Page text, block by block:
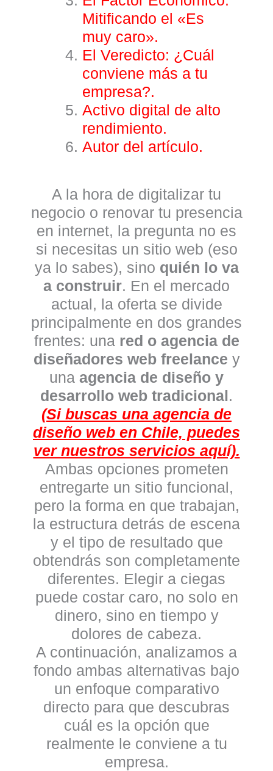
Mitificando el «Es
muy caro».
El Veredicto: ¿Cuál
conviene más a tu
empresa?.
Activo digital de alto
rendimiento.
Autor del artículo.
A la hora de digitalizar tu
negocio o renovar tu presencia
en internet, la pregunta no es
si necesitas un sitio web (eso
ya lo sabes), sino quién lo va
a construir. En el mercado
actual, la oferta se divide
principalmente en dos grandes
frentes: una red o agencia de
diseñadores web freelance y
una agencia de diseño y
desarrollo web tradicional.
(Si buscas una agencia de
diseño web en Chile, puedes
ver nuestros servicios aquí).
Ambas opciones prometen
entregarte un sitio funcional,
pero la forma en que trabajan,
la estructura detrás de escena
y el tipo de resultado que
obtendrás son completamente
diferentes. Elegir a ciegas
puede costar caro, no solo en
dinero, sino en tiempo y
dolores de cabeza.
A continuación, analizamos a
fondo ambas alternativas bajo
un enfoque comparativo
directo para que descubras
cuál es la opción que
realmente le conviene a tu
empresa.